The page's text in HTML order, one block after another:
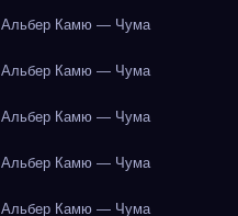
Альбер Камю — Чума
Альбер Камю — Чума
Альбер Камю — Чума
Альбер Камю — Чума
Альбер Камю — Чума